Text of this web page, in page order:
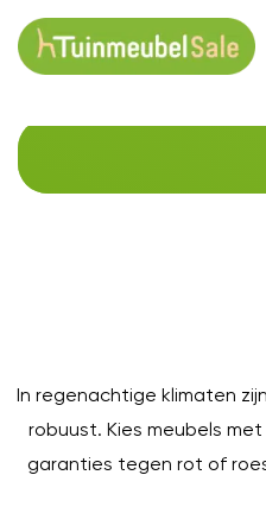
In regenachtige klimaten
robuust. Kies meubels
garanties tegen rot of